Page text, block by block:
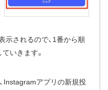
示されるので、1番から順
いきます。
Instagramアプリの新規投